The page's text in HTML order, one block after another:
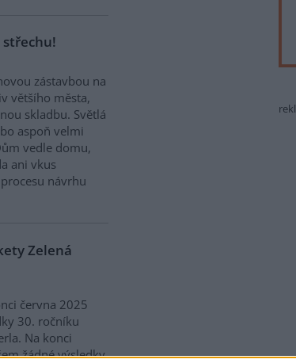
střechu!
zástavbou na
většího města,
skladbu. Světlá
aspoň velmi
vedle domu,
ani vkus
návrhu
Zelená
června 2025
30. ročníku
Na konci
žádné výsledky